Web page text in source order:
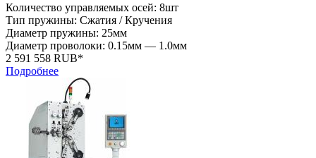
Количество управляемых осей: 8шт
Тип пружины: Сжатия / Кручения
Диаметр пружины: 25мм
Диаметр проволоки: 0.15мм — 1.0мм
2 591 558 RUB*
Подробнее